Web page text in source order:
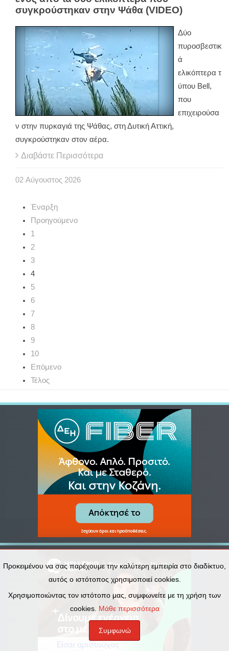
συγκρούστηκαν στην Ψάθα (VIDEO)
Δύο
πυροσβεστικ
ά
ελικόπτερα τ
ύπου Bell,
που
επιχειρούσα
ν στην πυρκαγιά της Ψάθας, στη Δυτική Αττική,
συγκρούστηκαν στον αέρα.
Διαβάστε Περισσότερα
02 Αύγουστος 2026
Έναρξη
Προηγούμενο
1
2
3
4
5
6
7
8
9
10
Επόμενο
Τέλος
Προκειμένου να σας παρέχουμε την καλύτερη εμπειρία στο διαδίκτυο,
αυτός ο ιστότοπος χρησιμοποιεί cookies.
Χρησιμοποιώντας τον ιστότοπο μας, συμφωνείτε με τη χρήση των
cookies. Μάθε περισσότερα
Συμφωνώ